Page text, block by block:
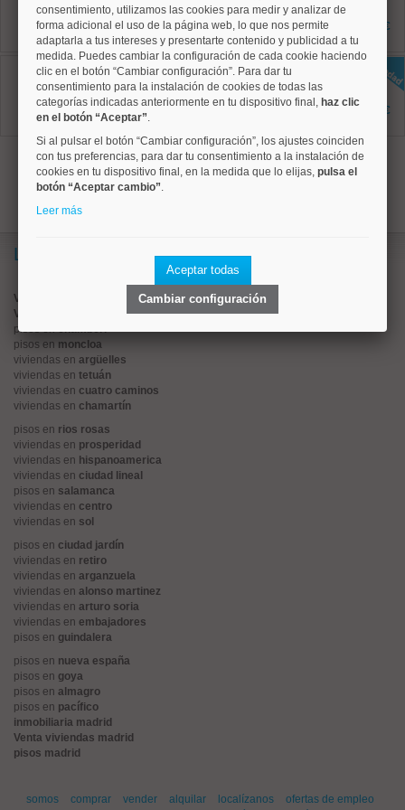
157 m²
6 dormitorios
6 baños
1.089.000 €
Arganzuela, Palos de Moguer
Ref: 10008962
135 m²
2 dormitorios
2 baños
1.220.000 €
1
Lo más buscado
Valorar vivienda online
Vender piso
pisos enchamberí
pisos en moncloa
viviendas en argüelles
viviendas en tetuán
viviendas en cuatro caminos
viviendas en chamartín
pisos en rios rosas
viviendas en prosperidad
viviendas en hispanoamerica
viviendas en ciudad lineal
pisos en salamanca
viviendas en centro
viviendas en sol
pisos en ciudad jardín
viviendas en retiro
viviendas en arganzuela
viviendas en alonso martinez
viviendas en arturo soria
viviendas en embajadores
pisos en guindalera
pisos en nueva españa
pisos en goya
pisos en almagro
pisos en pacífico
inmobiliaria madrid
Venta viviendas madrid
pisos madrid
somos comprar vender alquilar localízanos
ofertas de empleo
consentimiento, utilizamos las cookies para medir y analizar de
forma adicional el uso de la página web, lo que nos permite
adaptarla a tus intereses y presentarte contenido y publicidad a tu
medida. Puedes cambiar la configuración de cada cookie haciendo
clic en el botón “Cambiar configuración”. Para dar tu
consentimiento para la instalación de cookies de todas las
categorías indicadas anteriormente en tu dispositivo final, haz clic
en el botón “Aceptar”.
Si al pulsar el botón “Cambiar configuración”, los ajustes coinciden
con tus preferencias, para dar tu consentimiento a la instalación de
cookies en tu dispositivo final, en la medida que lo elijas, pulsa el
botón “Aceptar cambio”.
Leer más
Aceptar todas
Cambiar configuración